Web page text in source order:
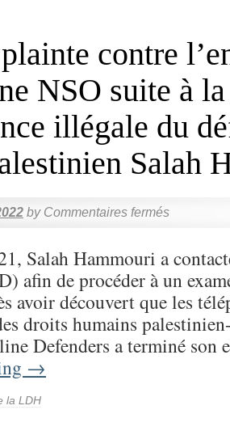
contre
NSO suite à la
illégale du
Salah
by Commentaires fermés
Salah Hammouri a
afin de procéder à un
avoir découvert que les
droits humains
Defenders a terminé son
→
la LDH